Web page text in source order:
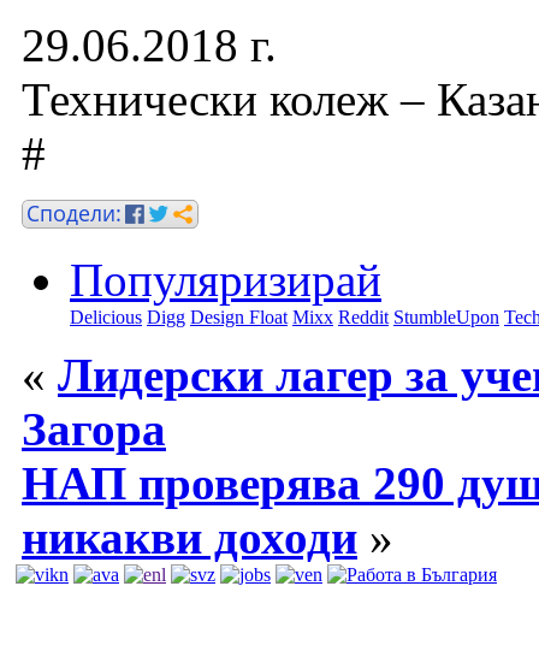
29.06.2018 г.
Технически колеж –
#
Популяризирай
Delicious Digg Design Float Mixx Reddit StumbleUpon
« Лидерски лагер за
Загора
НАП проверява 290
никакви доходи »